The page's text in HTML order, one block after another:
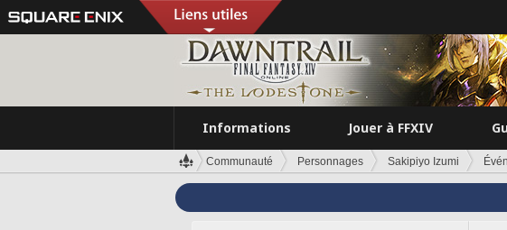
Informations Jouer à FFXIV
Communauté Personnages Sakipiyo Izumi